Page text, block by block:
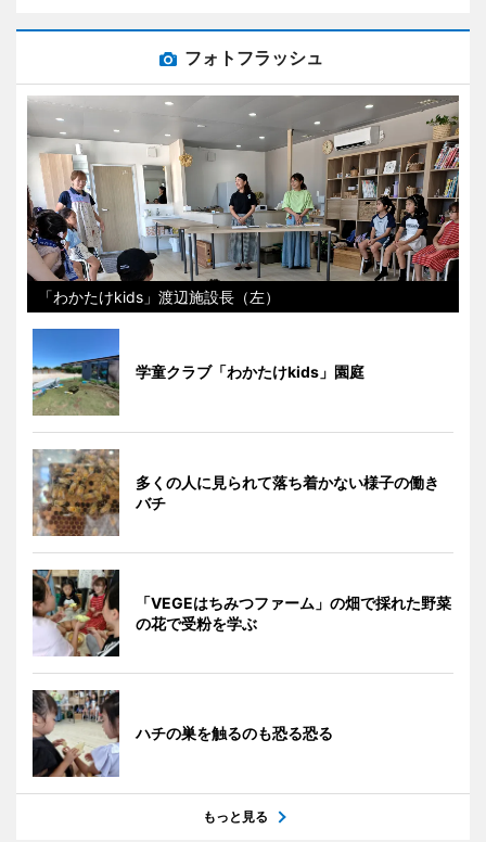
フォトフラッシュ
「わかたけkids」渡辺施設長（左）
学童クラブ「わかたけkids」園庭
多くの人に見られて落ち着かない様子の働き
バチ
「VEGEはちみつファーム」の畑で採れた野菜
の花で受粉を学ぶ
ハチの巣を触るのも恐る恐る
もっと見る